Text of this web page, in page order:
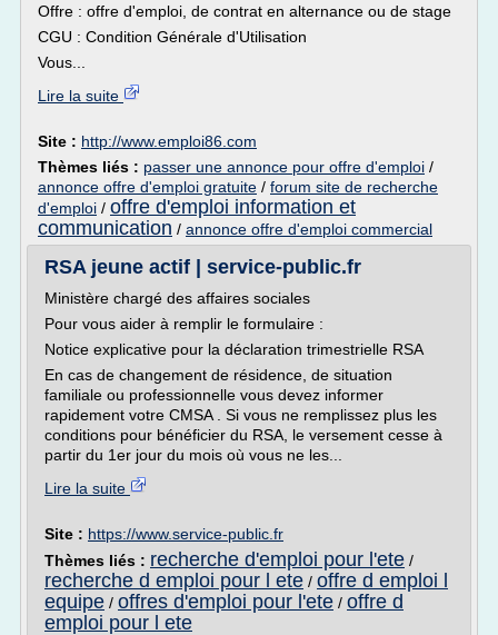
Offre : offre d'emploi, de contrat en alternance ou de stage
CGU : Condition Générale d'Utilisation
Vous...
Lire la suite
Site : http://www.emploi86.com
Thèmes liés : passer une annonce pour offre d'emploi /
annonce offre d'emploi gratuite / forum site de recherche
d'emploi / offre d'emploi information et
communication / annonce offre d'emploi commercial
RSA jeune actif | service-public.fr
Ministère chargé des affaires sociales
Pour vous aider à remplir le formulaire :
Notice explicative pour la déclaration trimestrielle RSA
En cas de changement de résidence, de situation
familiale ou professionnelle vous devez informer
rapidement votre CMSA . Si vous ne remplissez plus les
conditions pour bénéficier du RSA, le versement cesse à
partir du 1er jour du mois où vous ne les...
Lire la suite
Site : https://www.service-public.fr
Thèmes liés : recherche d'emploi pour l'ete /
recherche d emploi pour l ete / offre d emploi l
equipe / offres d'emploi pour l'ete / offre d
emploi pour l ete